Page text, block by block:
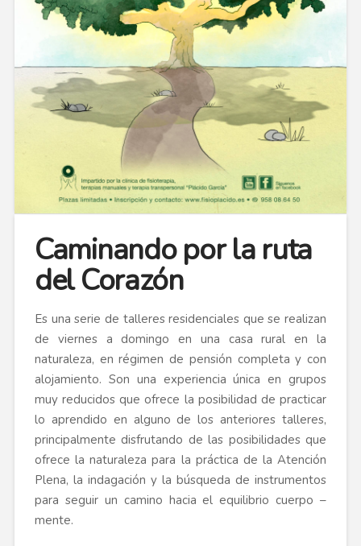
Caminando por la ruta
del Corazón
Es una serie de talleres residenciales que se realizan
de viernes a domingo en una casa rural en la
naturaleza, en régimen de pensión completa y con
alojamiento. Son una experiencia única en grupos
muy reducidos que ofrece la posibilidad de practicar
lo aprendido en alguno de los anteriores talleres,
principalmente disfrutando de las posibilidades que
ofrece la naturaleza para la práctica de la Atención
Plena, la indagación y la búsqueda de instrumentos
para seguir un camino hacia el equilibrio cuerpo –
mente.